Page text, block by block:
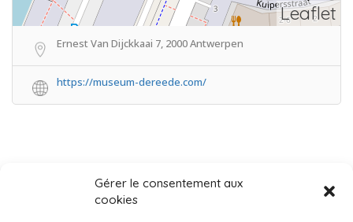
Gérer le consentement aux
cookies
Leaflet
Ernest Van Dijckkaai 7, 2000 Antwerpen
https://museum-dereede.com/